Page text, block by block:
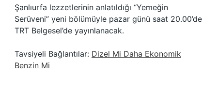
Şanlıurfa lezzetlerinin anlatıldığı “Yemeğin
Serüveni” yeni bölümüyle pazar günü saat 20.00’de
TRT Belgesel’de yayınlanacak.
Tavsiyeli Bağlantılar: Dizel Mi Daha Ekonomik
Benzin Mi